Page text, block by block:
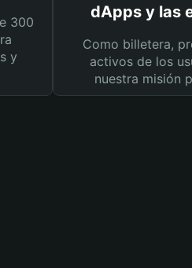
300
y
dApps y las
Como billetera,
activos de los
nuestra misión